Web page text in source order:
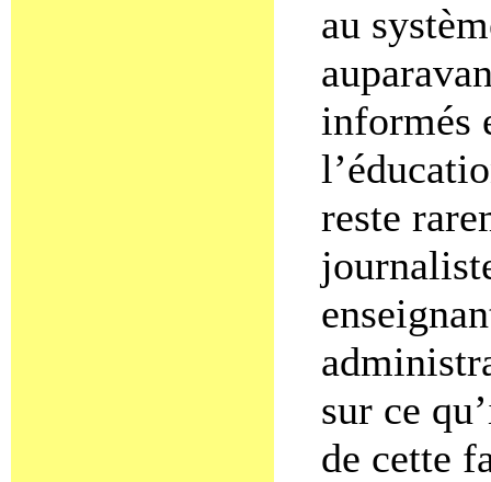
au
informés
reste
sur ce
de cette